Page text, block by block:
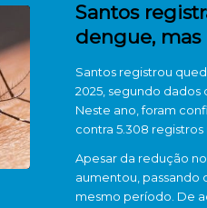
Santos
dengue,
Santos registrou
2025, segundo dados
Neste ano, foram
contra 5.308 registros
Apesar da redução
aumentou, passando
mesmo período. De